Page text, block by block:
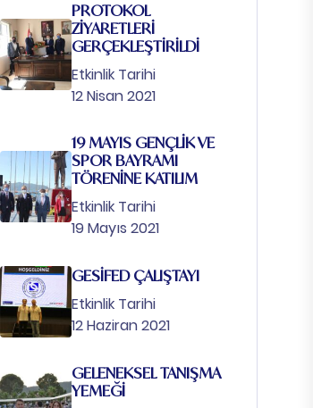
PROTOKOL
ZİYARETLERİ
GERÇEKLEŞTİRİLDİ
Etkinlik Tarihi
12 Nisan 2021
19 MAYIS GENÇLİK VE
SPOR BAYRAMI
TÖRENİNE KATILIM
Etkinlik Tarihi
19 Mayıs 2021
GESİFED ÇALIŞTAYI
Etkinlik Tarihi
12 Haziran 2021
GELENEKSEL TANIŞMA
YEMEĞİ